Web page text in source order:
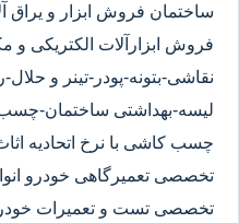
ساختمان فروش ابزار و یراق
فروش ابزارآلات الکتریکی و
نقاشی-بتونه-پودر-تینر و
لیسه-بهداشتی ساختمان-
چسب کاشی با نرخ اتحادیه
تخصصی تعمیرگاهی خودرو
تخصصی تست و تعمیرات خودرو